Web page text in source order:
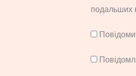
подальших